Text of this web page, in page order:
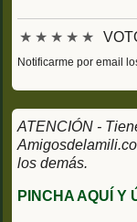
★ ★ ★ ★ ★
Notificarme por email
ATENCIÓN -
los demás.
PINCHA AQUÍ Y